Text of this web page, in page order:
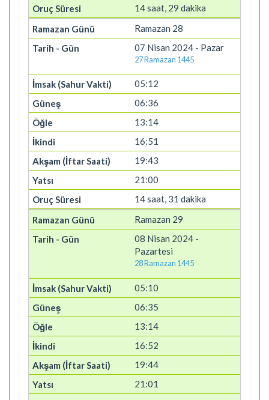
14 saat, 29 dakika
Ramazan 28
07 Nisan 2024 - Pazar
27 Ramazan 1445
05:12
06:36
13:14
16:51
19:43
21:00
14 saat, 31 dakika
Ramazan 29
08 Nisan 2024 -
Pazartesi
28 Ramazan 1445
05:10
06:35
13:14
16:52
19:44
21:01